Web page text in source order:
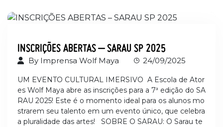
INSCRIÇÕES ABERTAS – SARAU SP 2025
By Imprensa Wolf Maya 24/09/2025
UM EVENTO CULTURAL IMERSIVO A Escola de Ator
es Wolf Maya abre as inscrições para a 7ª edição do SA
RAU 2025! Este é o momento ideal para os alunos mo
strarem seu talento em um evento único, que celebra
a pluralidade das artes! SOBRE O SARAU: O Sarau te